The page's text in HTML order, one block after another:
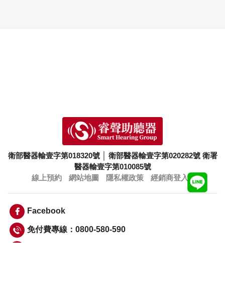
衛部醫器輸壹字第018320號 衛部醫器輸壹字第020282號 衛署
醫器輸壹字第010085號
線上預約
網站地圖 隱私權政策 經銷商登入
Facebook
免付費專線：0800-580-590